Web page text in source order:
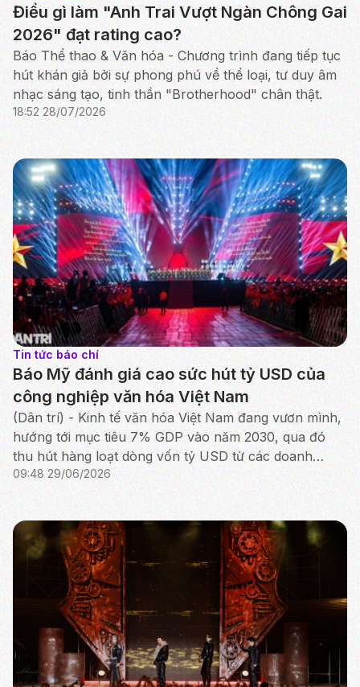
Điều gì làm "Anh Trai Vượt Ngàn Chông Gai
2026" đạt rating cao?
Báo Thể thao & Văn hóa - Chương trình đang tiếp tục
hút khán giả bởi sự phong phú về thể loại, tư duy âm
nhạc sáng tạo, tinh thần "Brotherhood" chân thật.
18:52 28/07/2026
Tin tức báo chí
Báo Mỹ đánh giá cao sức hút tỷ USD của
công nghiệp văn hóa Việt Nam
(Dân trí) - Kinh tế văn hóa Việt Nam đang vươn mình,
hướng tới mục tiêu 7% GDP vào năm 2030, qua đó
thu hút hàng loạt dòng vốn tỷ USD từ các doanh
nghiệp đầu ngành trong và ngoài nước.
09:48 29/06/2026